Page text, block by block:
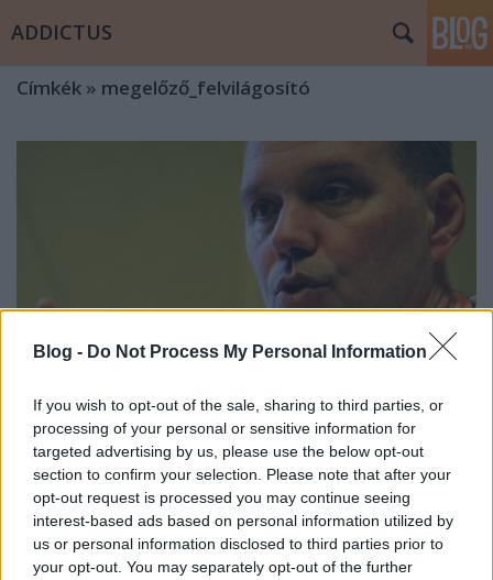
Blog - Do Not Process My Personal Information
If you wish to opt-out of the sale, sharing to third parties, or
processing of your personal or sensitive information for
targeted advertising by us, please use the below opt-out
section to confirm your selection. Please note that after your
opt-out request is processed you may continue seeing
interest-based ads based on personal information utilized by
us or personal information disclosed to third parties prior to
your opt-out. You may separately opt-out of the further
ADDICTUS
Címkék » megelőző_felvilágosító
Idén többen haltak meg AIDS-ben
Magyarországon
Papp Éva Mária•2016. december 09.